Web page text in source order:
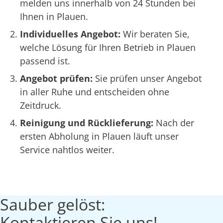
melden uns innerhalb von 24 Stunden bei
Ihnen in Plauen.
Individuelles Angebot: Wir beraten Sie,
welche Lösung für Ihren Betrieb in Plauen
passend ist.
Angebot prüfen: Sie prüfen unser Angebot
in aller Ruhe und entscheiden ohne
Zeitdruck.
Reinigung und Rücklieferung: Nach der
ersten Abholung in Plauen läuft unser
Service nahtlos weiter.
Sauber gelöst: